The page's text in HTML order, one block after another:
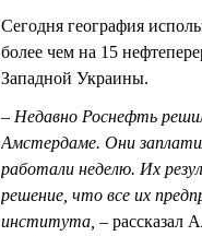
Сегодня география
более чем на 15
Западной Украины.
– Недавно Роснефть
Амстердаме. Они
работали неделю. Их
решение, что все их
института, – рассказал